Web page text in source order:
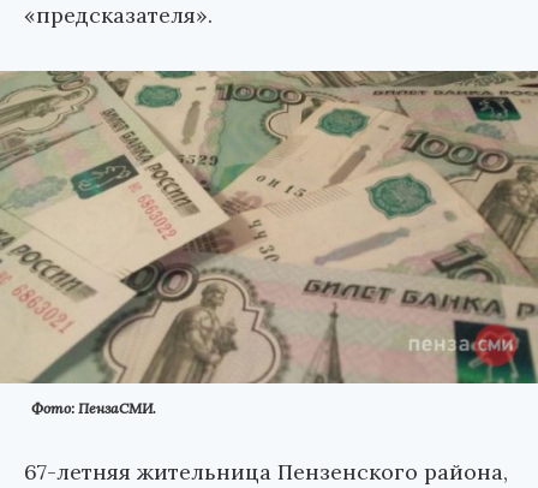
«предсказателя».
Фото: ПензаСМИ.
67-летняя жительница Пензенского района,